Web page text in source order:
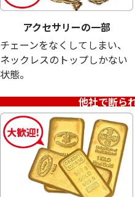
18金 (K18) メガネ
20.0g
参考買取価格
アクセサリーの一部
チェーンをなくしてしまい、
ネックレスのトップしかない
状態。
他社で断ら